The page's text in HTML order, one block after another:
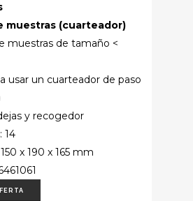
muestras (cuarteador)
muestras de tamaño <
usar un cuarteador de paso
y recogedor
14
x 190 x 165 mm